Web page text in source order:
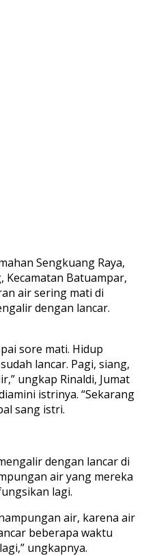
Sengkuang Raya,
Batuampar,
air sering mati di
dengan lancar.
sore mati. Hidup
lancar. Pagi, siang,
ungkap Rinaldi, Jumat
istrinya. “Sekarang
sang istri.
dengan lancar di
air yang mereka
lagi.
air, karena air
beberapa waktu
ungkapnya.